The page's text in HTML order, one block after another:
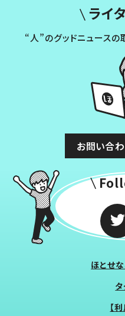
ライ
“人”のグッドニュースの
お問い合
ほとせ
【